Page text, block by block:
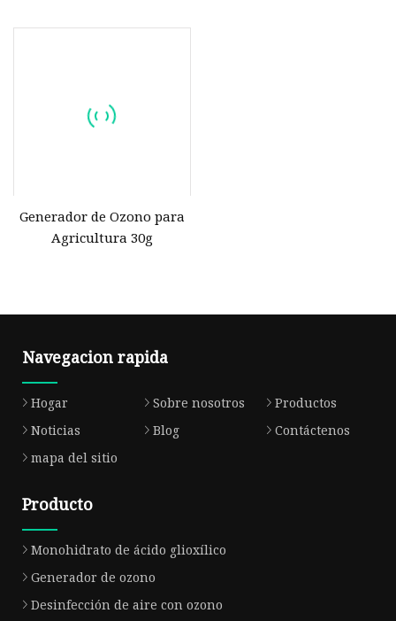
Generador de Ozono para
Agricultura 30g
Navegacion rapida
Hogar Sobre nosotros
Productos
Noticias
Blog
Contáctenos
mapa del sitio
Producto
Monohidrato de ácido glioxílico
Generador de ozono
Desinfección de aire con ozono